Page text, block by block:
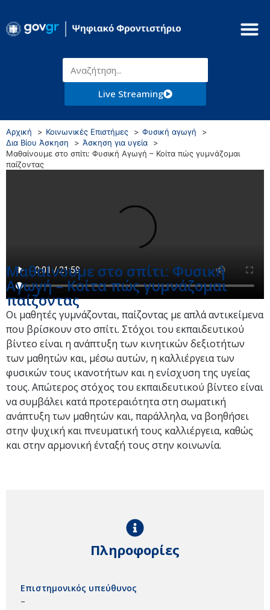
Live Streaming
Αρχική Κοινωνικές Επιστήμες
Φυσική αγωγή
Δια Βίου Άσκηση
Άσκηση για υγεία
Μαθαίνουμε στο σπίτι: Φυσική Αγωγή – Κοίτα πώς γυμνάζομαι
παίζοντας
Μαθαίνουμε στο σπίτι: Φυσική
Αγωγή – Κοίτα πώς γυμνάζομαι
παίζοντας
Οι μαθητές γυμνάζονται, παίζοντας με απλά αντικείμενα
που βρίσκουν στο σπίτι. Στόχοι του εκπαιδευτικού
βίντεο είναι η ανάπτυξη των κινητικών δεξιοτήτων
των μαθητών και, μέσω αυτών, η καλλιέργεια των
φυσικών τους ικανοτήτων και η ενίσχυση της υγείας
τους. Απώτερος στόχος του εκπαιδευτικού βίντεο είναι
να συμβάλει κατά προτεραιότητα στη σωματική
ανάπτυξη των μαθητών και, παράλληλα, να βοηθήσει
στην ψυχική και πνευματική τους καλλιέργεια, καθώς
και στην αρμονική ένταξή τους στην κοινωνία.
Πληροφορίες
Επιστημονικός υπεύθυνος
–